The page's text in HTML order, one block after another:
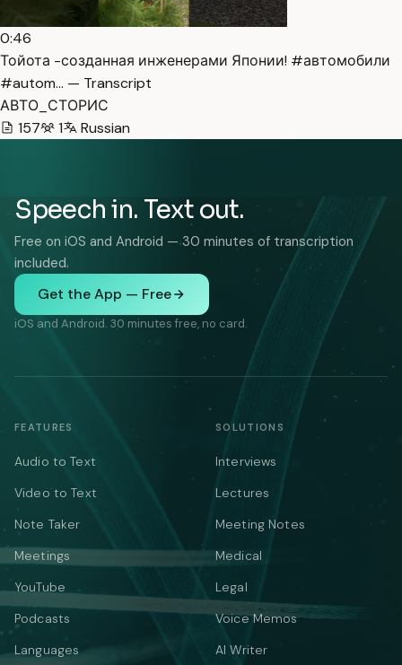
0:46
Тойота -созданная инженерами Японии! #автомобили
#autom… — Transcript
АВТО_СТОРИС
157
1 Russian
Speech in. Text out.
Free on iOS and Android — 30 minutes of transcription
included.
Get the App — Free
iOS and Android. 30 minutes free, no card.
FEATURES
Audio to Text
Video to Text
Note Taker
Meetings
YouTube
Podcasts
Languages
SOLUTIONS
Interviews
Lectures
Meeting Notes
Medical
Legal
Voice Memos
AI Writer